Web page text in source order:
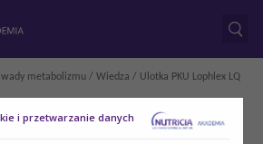
metabolizmu / Wiedza / Ulotka PKU Lophlex LQ
LQ dla pacjenta
i przetwarzanie danych